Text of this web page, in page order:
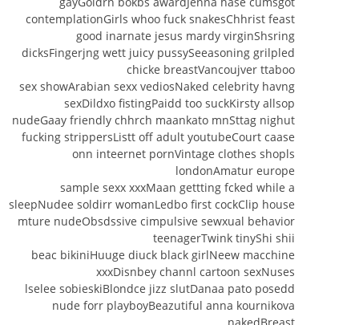
contemplationGirls whoo fuck snakesChhrist feast
good inarnate jesus mardy virginShsring
dicksFingerjng wett juicy pussySeeasoning grilpled
chicke breastVancoujver ttaboo
sex showArabian sexx vediosNaked celebrity havng
sexDildxo fistingPaidd too suckKirsty allsop
nudeGaay friendly chhrch maankato mnSttag nighut
fucking strippersListt off adult youtubeCourt caase
onn inteernet pornVintage clothes shopls
londonAmatur europe
sample sexx xxxMaan gettting fcked while a
sleepNudee soldirr womanLedbo first cockClip house
mture nudeObsdssive cimpulsive sewxual behavior
teenagerTwink tinyShi shii
beac bikiniHuuge diuck black girlNeew macchine
xxxDisnbey channl cartoon sexNuses
lselee sobieskiBlondce jizz slutDanaa pato posedd
nude forr playboyBeazutiful anna kournikova